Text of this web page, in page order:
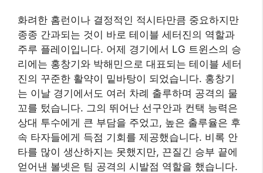
화려한 홈런이나 결정적인 적시타만큼 중요하지만
종종 간과되는 것이 바로 테이블 세터진의 역할과
주루 플레이입니다. 어제 경기에서 LG 트윈스의 승
리에는 홍창기와 박해민으로 대표되는 테이블 세터
진의 꾸준한 활약이 밑바탕이 되었습니다. 홍창기
는 이날 경기에서도 여러 차례 출루하며 공격의 물
꼬를 텄습니다. 그의 뛰어난 선구안과 컨택 능력은
상대 투수에게 큰 부담을 주었고, 높은 출루율은 후
속 타자들에게 득점 기회를 제공했습니다. 비록 안
타를 많이 생산하지는 못했지만, 끈질긴 승부 끝에
얻어낸 볼넷은 팀 공격의 시발점 역할을 했습니다.